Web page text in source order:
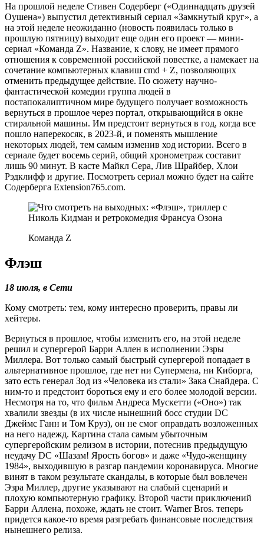
На прошлой неделе Стивен Содерберг («Одиннадцать друзей
Оушена») выпустил детективный сериал «Замкнутый круг», а
на этой неделе неожиданно (новость появилась только в
прошлую пятницу) выходит еще один его проект — мини-
сериал «Команда Z». Название, к слову, не имеет прямого
отношения к современной российской повестке, а намекает на
сочетание компьютерных клавиш cmd + Z, позволяющих
отменить предыдущее действие. По сюжету научно-
фантастической комедии группа людей в
постапокалиптичном мире будущего получает возможность
вернуться в прошлое через портал, открывающийся в окне
стиральной машины. Им предстоит вернуться в год, когда все
пошло наперекосяк, в 2023-й, и поменять мышление
некоторых людей, тем самым изменив ход истории. Всего в
сериале будет восемь серий, общий хронометраж составит
лишь 90 минут. В касте Майкл Сера, Лив Шрайбер, Хлои
Рэдклифф и другие. Посмотреть сериал можно будет на сайте
Содерберга Extension765.com.
Команда Z
Флэш
18 июля, в Сети
Кому смотреть: тем, кому интересно проверить, правы ли
хейтеры.
Вернуться в прошлое, чтобы изменить его, на этой неделе
решил и супергерой Барри Аллен в исполнении Эзры
Миллера. Вот только самый быстрый супергерой попадает в
альтернативное прошлое, где нет ни Супермена, ни Киборга,
зато есть генерал Зод из «Человека из стали» Зака Снайдера. С
ним-то и предстоит бороться ему и его более молодой версии.
Несмотря на то, что фильм Андреса Мускетти («Оно») так
хвалили звезды (в их числе нынешний босс студии DC
Джеймс Ганн и Том Круз), он не смог оправдать возложенных
на него надежд. Картина стала самым убыточным
супергеройским релизом в истории, потеснив предыдущую
неудачу DC «Шазам! Ярость богов» и даже «Чудо-женщину
1984», выходившую в разгар пандемии коронавируса. Многие
винят в таком результате скандалы, в которые был вовлечен
Эзра Миллер, другие указывают на слабый сценарий и
плохую компьютерную графику. Второй части приключений
Барри Аллена, похоже, ждать не стоит. Warner Bros. теперь
придется какое-то время разгребать финансовые последствия
нынешнего релиза.